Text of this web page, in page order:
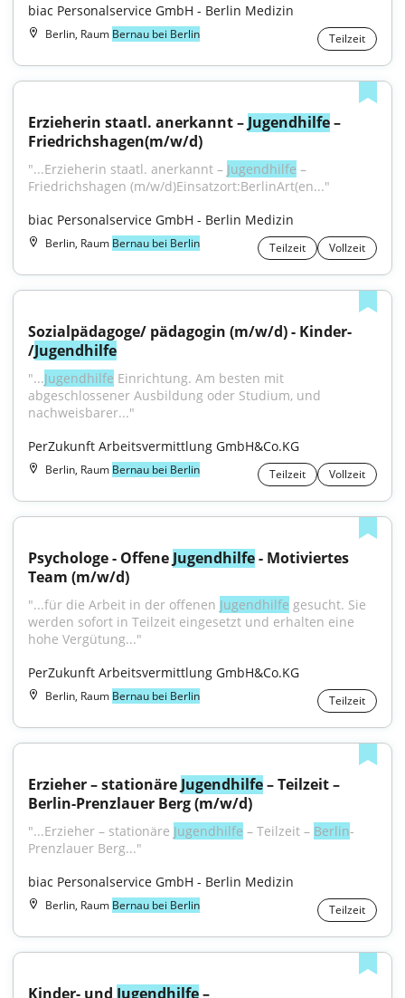
biac Personalservice GmbH - Berlin Medizin
Berlin, Raum Bernau bei Berlin Teilzeit
Erzieherin staatl. anerkannt – Jugendhilfe –
Friedrichshagen(m/w/d)
"...Erzieherin staatl. anerkannt – Jugendhilfe –
Friedrichshagen (m⁠/⁠w⁠/⁠d)Einsatzort:BerlinArt(en..."
biac Personalservice GmbH - Berlin Medizin
Berlin, Raum Bernau bei Berlin Teilzeit Vollzeit
Sozialpädagoge/ pädagogin (m/w/d) - Kinder-
/Jugendhilfe
"...Jugendhilfe Einrichtung. Am besten mit
abgeschlossener Ausbildung oder Studium, und
nachweisbarer..."
PerZukunft Arbeitsvermittlung GmbH&Co.KG
Berlin, Raum Bernau bei Berlin Teilzeit Vollzeit
Psychologe - Offene Jugendhilfe - Motiviertes
Team (m/w/d)
"...für die Arbeit in der offenen Jugendhilfe gesucht. Sie
werden sofort in Teilzeit eingesetzt und erhalten eine
hohe Vergütung..."
PerZukunft Arbeitsvermittlung GmbH&Co.KG
Berlin, Raum Bernau bei Berlin Teilzeit
Erzieher – stationäre Jugendhilfe – Teilzeit –
Berlin-Prenzlauer Berg (m/w/d)
"...Erzieher – stationäre Jugendhilfe – Teilzeit – Berlin-
Prenzlauer Berg..."
biac Personalservice GmbH - Berlin Medizin
Berlin, Raum Bernau bei Berlin Teilzeit
Kinder- und Jugendhilfe –